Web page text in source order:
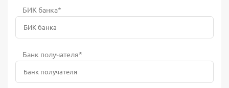
БИК банка*
Банк получателя*